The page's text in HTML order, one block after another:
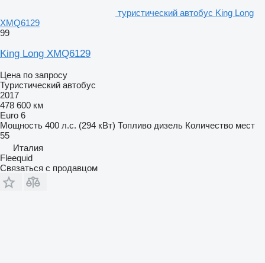
туристический автобус King Long
XMQ6129
99
King Long XMQ6129
Цена по запросу
Туристический автобус
2017
478 600 км
Euro 6
Мощность 400 л.с. (294 кВт) Топливо дизель Количество мест
55
Италия
Fleequid
Связаться с продавцом